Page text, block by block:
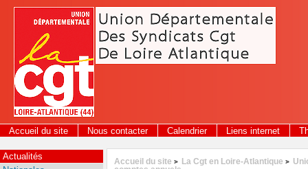
Panneau de gestion des cookies
Accueil du site Nous contacter Calendrier Liens internet
Accueil du site > La Cgt en Loire-Atlantique >
Actualités